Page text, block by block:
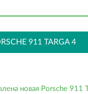
911 TARGA 4
новая Porsche 911